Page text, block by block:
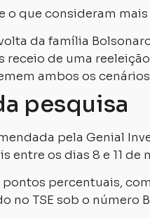
o que consideram
da família
receio de uma
ambos os
pesquisa
pela Genial
entre os dias 8 e 11 de
percentuais,
no TSE sob o número